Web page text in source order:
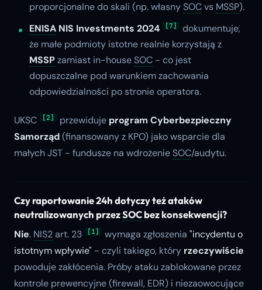
proporcjonalne do skali (np. własnySOCvs MSSP).
ENISA NIS Investments 2024 [7]
dokumentuje,
że małe podmioty istotne realnie korzystają z
MSSPzamiast in-houseSOC - co jest
dopuszczalne pod warunkiem zachowania
odpowiedzialności po stronie operatora.
UKSC [2] przewiduje program Cyberbezpieczny
Samorząd(finansowany z KPO) jako wsparcie dla
małych JST - fundusze na wdrożenieSOC/audytu.
Czy raportowanie 24h dotyczy też ataków
neutralizowanych przezSOCbez konsekwencji?
Nie. NIS2art. 23 [1] wymaga zgłoszenia "incydentu o
istotnym wpływie" - czyli takiego, który rzeczywiście
powoduje zakłócenia. Próby ataku zablokowane przez
kontrole prewencyjne (firewall, EDR) i niezaowocujące